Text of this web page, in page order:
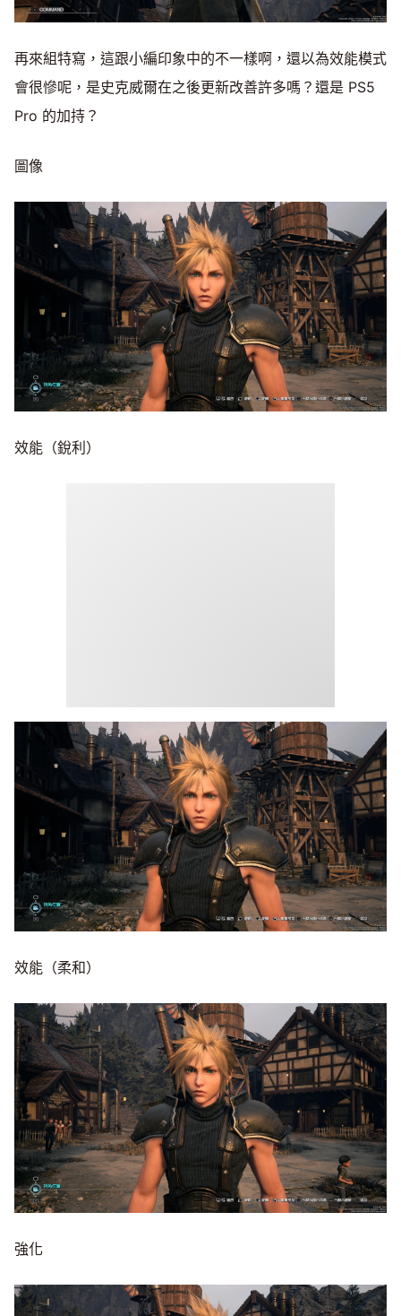
再來組特寫，這跟小編印象中的不一樣啊，還以為效能模式
會很慘呢，是史克威爾在之後更新改善許多嗎？還是 PS5
Pro 的加持？
圖像
效能（銳利）
效能（柔和）
強化